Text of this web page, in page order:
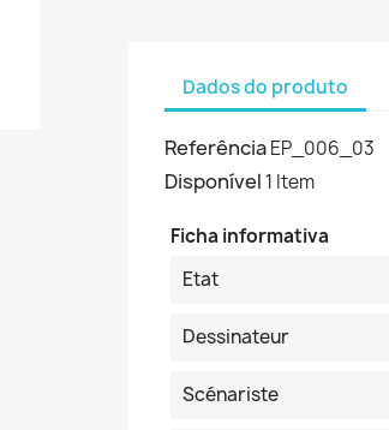
Dados do produto
ReferênciaEP_006_03
Disponível 1 Item
Ficha informativa
Etat
Dessinateur
Scénariste